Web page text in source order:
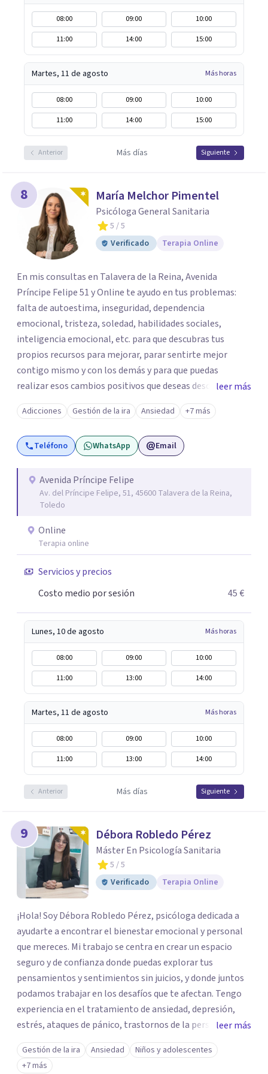
08:00 09:00
10:00
11:00
14:00 15:00
Martes, 11 de agosto Más horas
08:00 09:00
10:00
11:00
14:00 15:00
Anterior Más días Siguiente
8 María Melchor Pimentel
Psicóloga General Sanitaria
5 / 5
Verificado
Terapia Online
En mis consultas en Talavera de la Reina, Avenida
Príncipe Felipe 51 y Online te ayudo en tus problemas:
falta de autoestima, inseguridad, dependencia
emocional, tristeza, soledad, habilidades sociales,
inteligencia emocional, etc. para que descubras tus
propios recursos para mejorar, parar sentirte mejor
contigo mismo y con los demás y para que puedas
realizar esos cambios positivos que deseas desde hace
tiempo pero que no sabes cómo llevarlos a cabo. La
primera visita informativa será al 50% y servirá para
conocernos, poder evaluar juntos tus dificultades y hablar
de un plan de ayuda. Con los datos que me ofrezcas, te
consistirá el tratamiento y te plantearé qué
herramientas usaremos para resolver las situaciones que
te preocupan. Aplico una psicología integradora que
reúne los elementos que puedan ayudar de una manera
más rápida y eficaz a cada paciente. Dado que cuando uno
lo está pasando mal desea recuperarse cuanto antes,
siempre procuro que los tratamientos tengan la menor
duración posible, con el consiguiente ahorro de tiempo y
leer más
Adicciones Gestión de la ira Ansiedad +7 más
Teléfono WhatsApp Email
Avenida Príncipe Felipe
Av. del Príncipe Felipe, 51, 45600 Talavera de la Reina,
Toledo
Online
Terapia online
Servicios y precios
Costo medio por sesión
45 €
Lunes, 10 de agosto Más horas
08:00 09:00
10:00
11:00
13:00 14:00
Martes, 11 de agosto Más horas
08:00 09:00
10:00
11:00
13:00 14:00
Anterior Más días Siguiente
9 Débora Robledo Pérez
Máster En Psicología Sanitaria
5 / 5
Verificado
Terapia Online
¡Hola! Soy Débora Robledo Pérez, psicóloga dedicada a
ayudarte a encontrar el bienestar emocional y personal
que mereces. Mi trabajo se centra en crear un espacio
seguro y de confianza donde puedas explorar tus
pensamientos y sentimientos sin juicios, y donde juntos
podamos trabajar en los desafíos que te afectan. Tengo
experiencia en el tratamiento de ansiedad, depresión,
estrés, ataques de pánico, trastornos de la personalidad y
el trastorno obsesivo-compulsivo (TOC). Mi enfoque
terapéutico se adapta a tus necesidades específicas,
leer más
Gestión de la ira Ansiedad
Niños y adolescentes
+7 más